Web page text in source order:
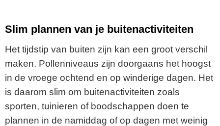
Slim plannen van je buitenactiviteiten
Het tijdstip van buiten zijn kan een groot verschil
maken. Pollenniveaus zijn doorgaans het hoogst
in de vroege ochtend en op winderige dagen. Het
is daarom slim om buitenactiviteiten zoals
sporten, tuinieren of boodschappen doen te
plannen in de namiddag of op dagen met weinig